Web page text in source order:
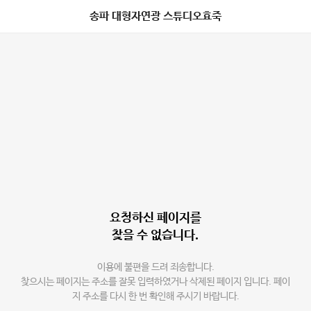
송파 대형자연광 스튜디오효죽
요청하신 페이지를
찾을 수 없습니다.
이용에 불편을 드려 죄송합니다.
찾으시는 페이지는 주소를 잘못 입력하였거나 삭제된 페이지 입니다. 페이
지 주소를 다시 한 번 확인해 주시기 바랍니다.